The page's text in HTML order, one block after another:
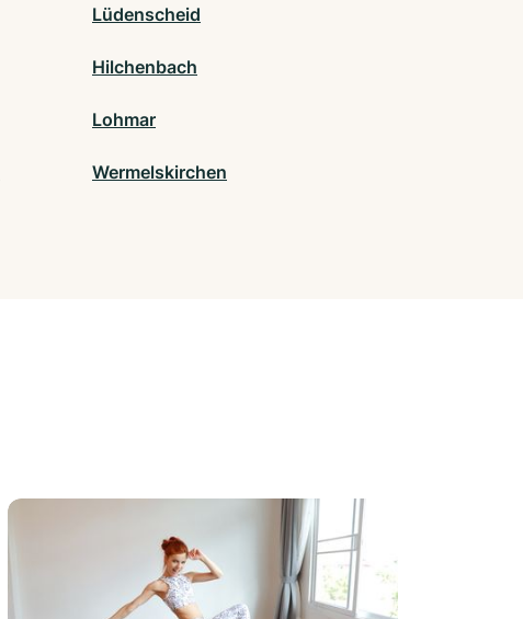
Lüdenscheid
Hilchenbach
Lohmar
Wermelskirchen